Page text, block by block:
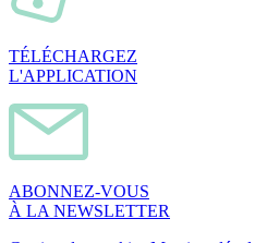
TÉLÉCHARGEZ
L'APPLICATION
ABONNEZ-VOUS
À LA NEWSLETTER